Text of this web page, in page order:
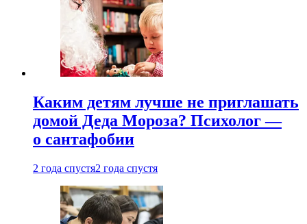
Каким детям лучше не приглашать
домой Деда Мороза? Психолог —
о сантафобии
2 года спустя2 года спустя